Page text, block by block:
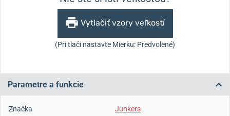
Vytlačiť vzory veľkostí
(Pri tlači nastavte Mierku: Predvolené)
Parametre a funkcie
Značka
Junkers